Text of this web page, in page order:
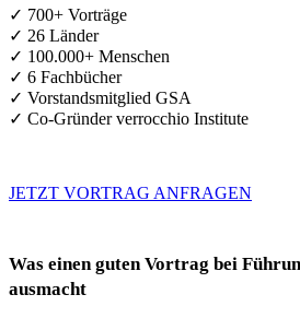
✓ 700+ Vorträge
✓ 26 Länder
✓ 100.000+ Menschen
✓ 6 Fachbücher
✓ Vorstandsmitglied GSA
✓ Co-Gründer verrocchio Institute
JETZT VORTRAG ANFRAGEN
Was einen guten Vortrag bei
ausmacht